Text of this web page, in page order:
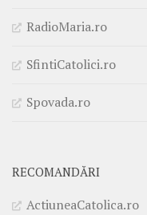
RadioMaria.ro
SfintiCatolici.ro
Spovada.ro
RECOMANDĂRI
ActiuneaCatolica.ro